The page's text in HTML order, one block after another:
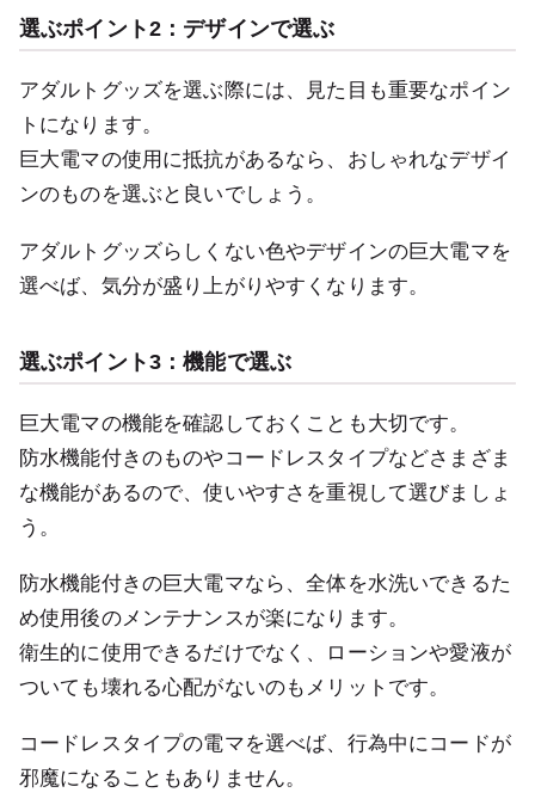
選ぶポイント2：デザインで選ぶ
アダルトグッズを選ぶ際には、見た目も重要なポイン
トになります。
巨大電マの使用に抵抗があるなら、おしゃれなデザイ
ンのものを選ぶと良いでしょう。
アダルトグッズらしくない色やデザインの巨大電マを
選べば、気分が盛り上がりやすくなります。
選ぶポイント3：機能で選ぶ
巨大電マの機能を確認しておくことも大切です。
防水機能付きのものやコードレスタイプなどさまざま
な機能があるので、使いやすさを重視して選びましょ
う。
防水機能付きの巨大電マなら、全体を水洗いできるた
め使用後のメンテナンスが楽になります。
衛生的に使用できるだけでなく、ローションや愛液が
ついても壊れる心配がないのもメリットです。
コードレスタイプの電マを選べば、行為中にコードが
邪魔になることもありません。